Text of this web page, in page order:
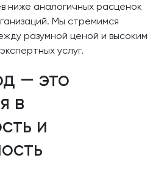
ниже аналогичных расценок
Мы стремимся
разумной ценой и высоким
услуг.
— это
в
и